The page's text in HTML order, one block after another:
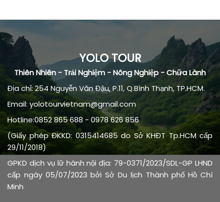
YOLO TOUR
Thiên Nhiên - Trải Nghiệm - Nông Nghiệp - Chữa Lành
Địa chỉ: 254 Nguyễn Văn Đậu, P.11, Q.Bình Thạnh, TP.HCM.
Email: yolotourvietnam@gmail.com
Hotline:0852 865 688 - 0978 626 856
(Giấy phép ĐKKD: 0315414685 do Sở KHĐT Tp.HCM cấp
29/11/2018)
GPKD dịch vụ lữ hành nội địa: 79-0371/2023/SDL-GP LHND
cấp ngày 05/07/2023 bởi Sở Du lịch Thành phố Hồ Chí
Minh